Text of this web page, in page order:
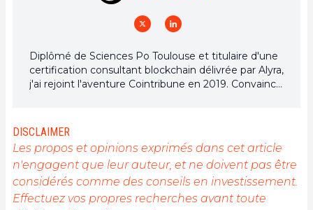
Diplômé de Sciences Po Toulouse et titulaire d'une
certification consultant blockchain délivrée par Alyra,
j'ai rejoint l'aventure Cointribune en 2019. Convaincu
l'engagement de sensibiliser et d'informer le grand
public sur cet écosystème en constante évolution.
Mon objectif est de permettre à chacun de mieux
comprendre la blockchain et de saisir les
opportunités qu'elle offre. Je m'efforce chaque jour
de fournir une analyse objective de l'actualité, de
DISCLAIMER
Les propos et opinions exprimés dans cet article
n'engagent que leur auteur, et ne doivent pas être
considérés comme des conseils en investissement.
Effectuez vos propres recherches avant toute